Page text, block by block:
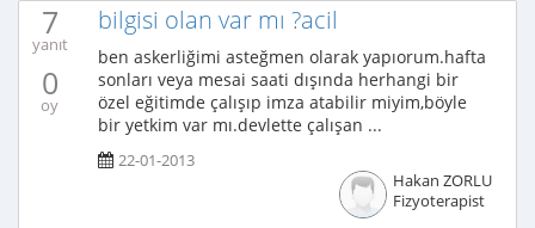
7
yanıt
0
oy
bilgisi olan var mı ?acil
ben askerliğimi asteğmen olarak yapıorum.hafta
sonları veya mesai saati dışında herhangi bir
özel eğitimde çalışıp imza atabilir miyim,böyle
bir yetkim var mı.devlette çalışan ...
22-01-2013
Hakan ZORLU
Fizyoterapist